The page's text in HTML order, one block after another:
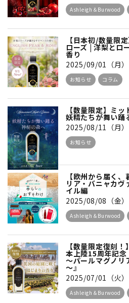
Ashleigh＆Burwood
【日本初/数量限
ローズ | 洋梨とロ
香り
2025/09/01（月）
お知らせ コラム
【数量限定】ミ
妖精たちが舞い踊
2025/08/11（月）
お知らせ
【欧州から届く
リア・バニャカヴ
イル編
2025/08/08（金）
Ashleigh＆Burwood
【数量限定復刻
本上陸15周年記
～パールマグノリ
～』
2025/07/01（火）
Ashleigh＆Burwood